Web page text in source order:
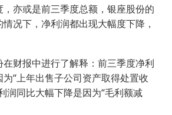
亦或是前三季度总额，银座股份的
况下，净利润都出现大幅度下降，
财报中进行了解释：前三季度净利
“上年出售子公司资产取得处置收
润同比大幅下降是因为“毛利额减